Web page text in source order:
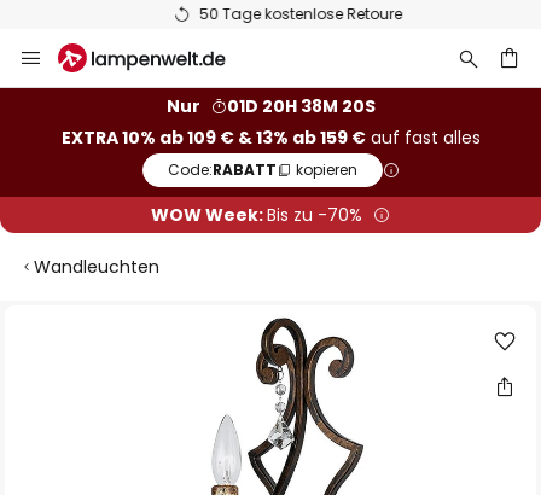
50 Tage kostenlose Retoure
Inhalt
Nur
01D 20H 38M 20S
EXTRA 10% ab 109 € & 13% ab 159 €auf fast alles
Code:RABATT kopieren
WOW Week:Bis zu -70%
Wandleuchten